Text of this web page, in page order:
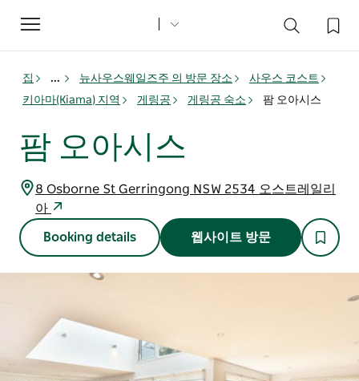
Toggle
navigation
집 ... 뉴사우스웨일즈주 의 방문 장소
사우스 코스트
키아마(Kiama) 지역
게링공 게링공 숙소 팜 오아시스
팜 오아시스
8 Osborne St Gerringong NSW 2534 오스트레일리
아
Booking details 웹사이트 방문